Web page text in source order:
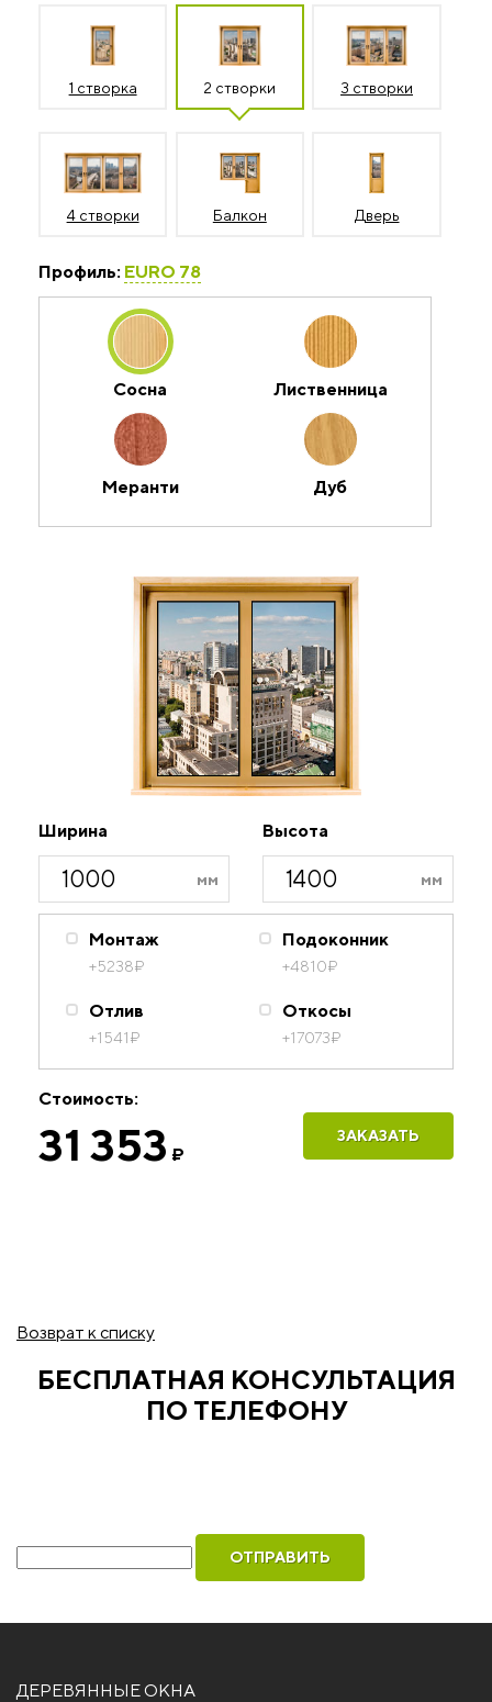
1 створка 2 створки 3 створки
4 створки Балкон Дверь
Профиль: EURO 78
Сосна Лиственница
Меранти Дуб
Ширина Высота
Монтаж
+5238₽
Подоконник
+4810₽
Отлив
+1541₽
Откосы
+17073₽
Стоимость:
31 353 ₽
ЗАКАЗАТЬ
Возврат к списку
БЕСПЛАТНАЯ КОНСУЛЬТАЦИЯ
ПО ТЕЛЕФОНУ
ДЕРЕВЯННЫЕ ОКНА